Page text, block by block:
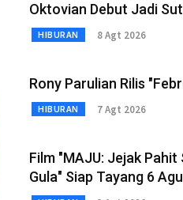
Oktovian Debut Jadi
HIBURAN 8 Agt 2026
Rony Parulian Rilis
HIBURAN 7 Agt 2026
Film "MAJU: Jejak Pahit
Gula" Siap Tayang 6